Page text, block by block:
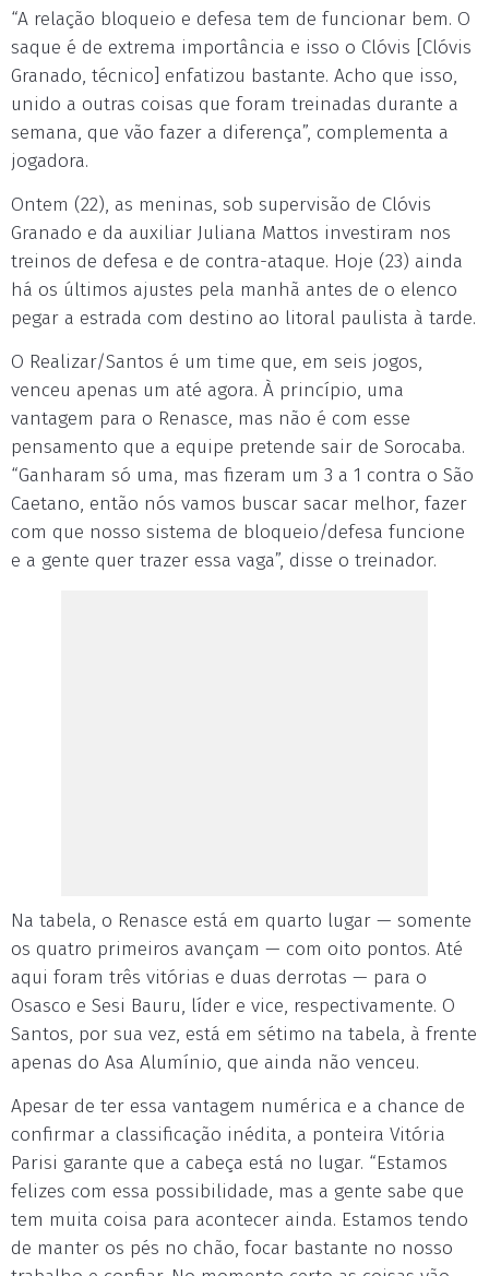
“A relação bloqueio e defesa tem de funcionar bem. O
saque é de extrema importância e isso o Clóvis [Clóvis
Granado, técnico] enfatizou bastante. Acho que isso,
unido a outras coisas que foram treinadas durante a
semana, que vão fazer a diferença”, complementa a
jogadora.
Ontem (22), as meninas, sob supervisão de Clóvis
Granado e da auxiliar Juliana Mattos investiram nos
treinos de defesa e de contra-ataque. Hoje (23) ainda
há os últimos ajustes pela manhã antes de o elenco
pegar a estrada com destino ao litoral paulista à tarde.
O Realizar/Santos é um time que, em seis jogos,
venceu apenas um até agora. À princípio, uma
vantagem para o Renasce, mas não é com esse
pensamento que a equipe pretende sair de Sorocaba.
“Ganharam só uma, mas fizeram um 3 a 1 contra o São
Caetano, então nós vamos buscar sacar melhor, fazer
com que nosso sistema de bloqueio/defesa funcione
e a gente quer trazer essa vaga”, disse o treinador.
Na tabela, o Renasce está em quarto lugar — somente
os quatro primeiros avançam — com oito pontos. Até
aqui foram três vitórias e duas derrotas — para o
Osasco e Sesi Bauru, líder e vice, respectivamente. O
Santos, por sua vez, está em sétimo na tabela, à frente
apenas do Asa Alumínio, que ainda não venceu.
Apesar de ter essa vantagem numérica e a chance de
confirmar a classificação inédita, a ponteira Vitória
Parisi garante que a cabeça está no lugar. “Estamos
felizes com essa possibilidade, mas a gente sabe que
tem muita coisa para acontecer ainda. Estamos tendo
de manter os pés no chão, focar bastante no nosso